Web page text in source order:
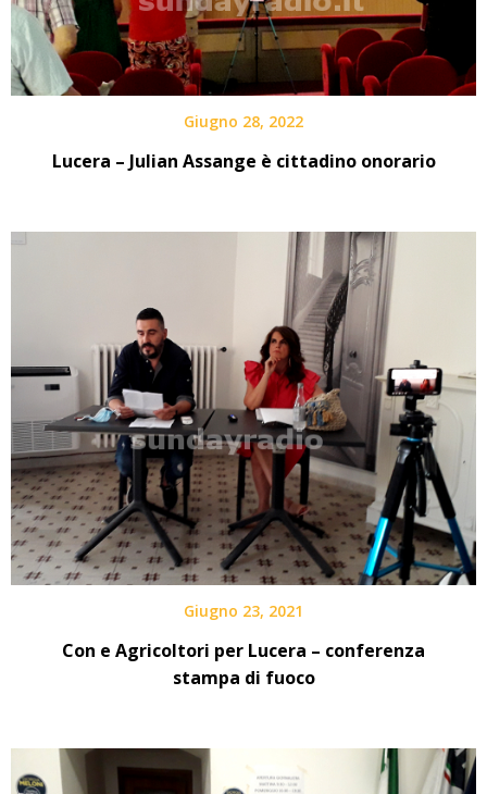
Giugno 28, 2022
Lucera – Julian Assange è cittadino onorario
Giugno 23, 2021
Con e Agricoltori per Lucera – conferenza
stampa di fuoco